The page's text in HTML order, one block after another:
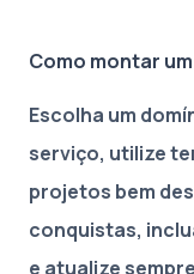
Como montar
Escolha um
serviço, utilize
projetos bem
conquistas,
e atualize